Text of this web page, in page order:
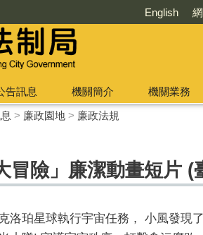
English
告訊息 機關簡介 機關業務
> 廉政園地> 廉政法規
冒險」廉潔動畫短片
洛珀星球執行宇宙任務， 小風發現